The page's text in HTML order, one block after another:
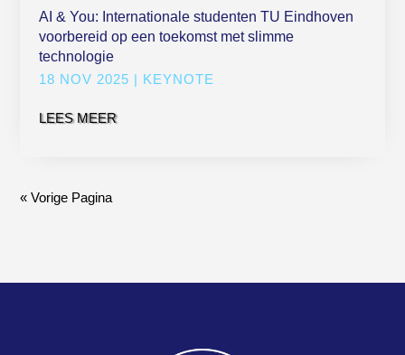
AI & You: Internationale studenten TU Eindhoven
voorbereid op een toekomst met slimme
technologie
18 NOV 2025 | KEYNOTE
LEES MEER
« Vorige Pagina